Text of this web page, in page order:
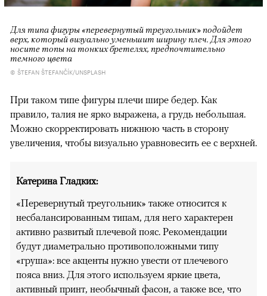
Для типа фигуры «перевернутый треугольник» подойдет
верх, который визуально уменьшит ширину плеч. Для этого
носите топы на тонких бретелях, предпочтительно
темного цвета
© ŠTEFAN ŠTEFANČÍK/UNSPLASH
При таком типе фигуры плечи шире бедер. Как
правило, талия не ярко выражена, а грудь небольшая.
Можно скорректировать нижнюю часть в сторону
увеличения, чтобы визуально уравновесить ее с верхней.
Катерина Гладких:
«Перевернутый треугольник» также относится к
несбалансированным типам, для него характерен
активно развитый плечевой пояс. Рекомендации
будут диаметрально противоположными типу
«груша»: все акценты нужно увести от плечевого
пояса вниз. Для этого используем яркие цвета,
активный принт, необычный фасон, а также все, что